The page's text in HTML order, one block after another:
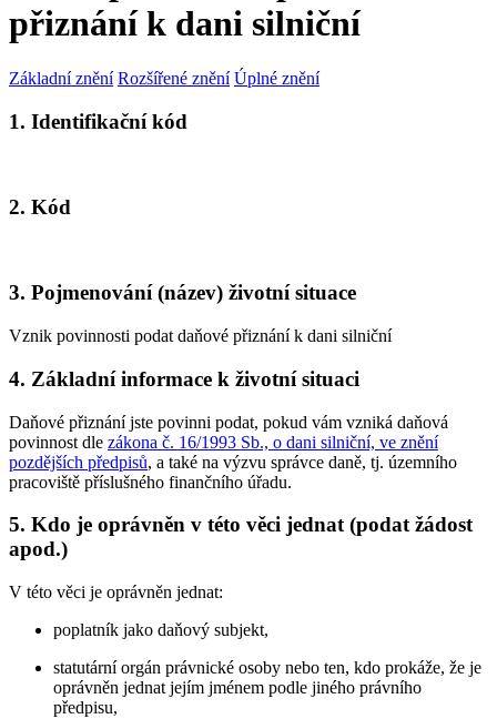
přiznání k dani silniční
Základní znění Rozšířené znění Úplné znění
1. Identifikační kód
2. Kód
3. Pojmenování (název) životní situace
Vznik povinnosti podat daňové přiznání k dani silniční
4. Základní informace k životní situaci
Daňové přiznání jste povinni podat, pokud vám vzniká daňová
povinnost dle zákona č. 16/1993 Sb., o dani silniční, ve znění
pozdějších předpisů, a také na výzvu správce daně, tj. územního
pracoviště příslušného finančního úřadu.
5. Kdo je oprávněn v této věci jednat (podat žádost
apod.)
V této věci je oprávněn jednat:
poplatník jako daňový subjekt,
statutární orgán právnické osoby nebo ten, kdo prokáže, že je
oprávněn jednat jejím jménem podle jiného právního
předpisu,